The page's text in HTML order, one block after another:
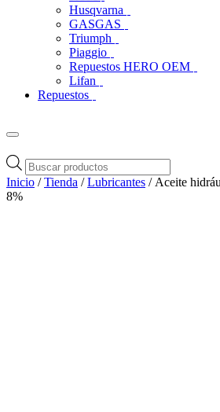
Husqvarna
GASGAS
Triumph
Piaggio
Repuestos HERO OEM
Lifan
Repuestos
Búsqueda
de
productos
Inicio /Tienda /Lubricantes / Aceite
8%